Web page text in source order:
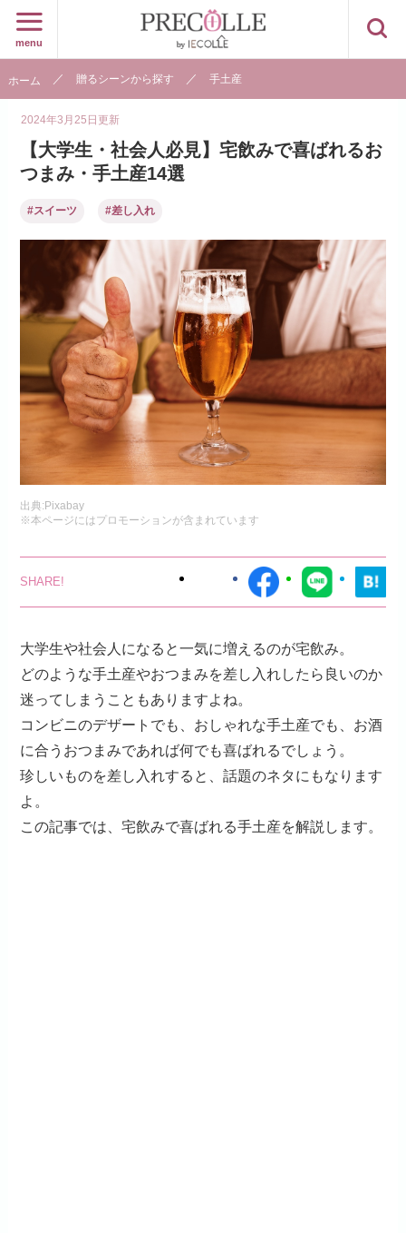
menu
ホーム 贈るシーンから探す 手土産
2024年3月25日更新
【大学生・社会人必見】宅飲みで喜ばれるお
つまみ・手土産14選
#スイーツ #差し入れ
出典:Pixabay
※本ページにはプロモーションが含まれています
大学生や社会人になると一気に増えるのが宅飲み。
どのような手土産やおつまみを差し入れしたら良いのか
迷ってしまうこともありますよね。
コンビニのデザートでも、おしゃれな手土産でも、お酒
に合うおつまみであれば何でも喜ばれるでしょう。
珍しいものを差し入れすると、話題のネタにもなります
よ。
この記事では、宅飲みで喜ばれる手土産を解説します。